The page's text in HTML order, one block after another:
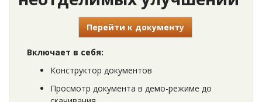
Перейти к документу
Включает в себя:
Конструктор документов
Просмотр документа в демо-режиме до